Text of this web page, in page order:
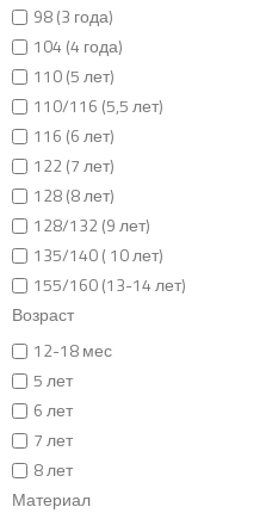
98 (3 года)
104 (4 года)
110 (5 лет)
110/116 (5,5 лет)
116 (6 лет)
122 (7 лет)
128 (8 лет)
128/132 (9 лет)
135/140 ( 10 лет)
155/160 (13-14 лет)
Возраст
12-18 мес
5 лет
6 лет
7 лет
8 лет
Материал